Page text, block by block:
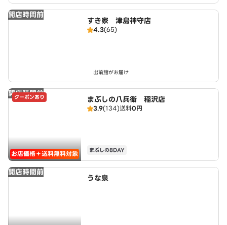
開店時間前
すき家 津島神守店
4.3(65)
出前館がお届け
開店時間前
クーポンあり
お店価格＋送料無料対象
まぶしの八兵衛 稲沢店
3.9(134)送料0円
まぶしの8DAY
開店時間前
うな泉